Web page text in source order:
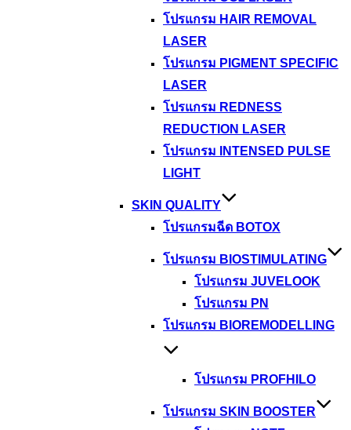
โปรแกรม HAIR REMOVAL
LASER
โปรแกรม PIGMENT SPECIFIC
LASER
โปรแกรม REDNESS
REDUCTION LASER
โปรแกรม INTENSED PULSE
LIGHT
SKIN QUALITY
โปรแกรมฉีด BOTOX
โปรแกรม BIOSTIMULATING
โปรแกรม JUVELOOK
โปรแกรม PN
โปรแกรม BIOREMODELLING
โปรแกรม PROFHILO
โปรแกรม SKIN BOOSTER